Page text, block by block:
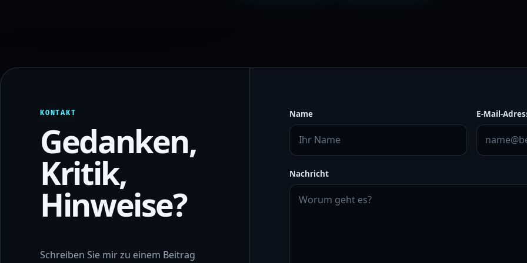
KONTAKT
Gedanken,
Kritik,
Hinweise?
Schreiben Sie mir zu einem Beitrag
Name E-Mail-
Nachricht